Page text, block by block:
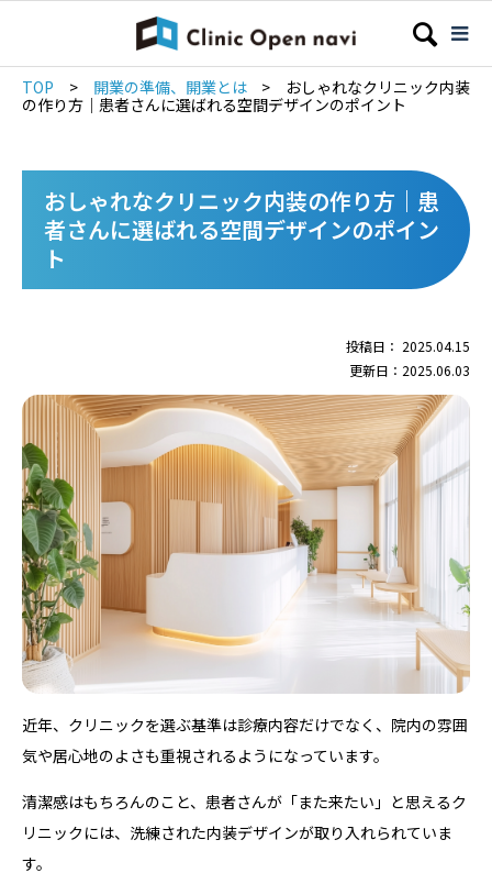
TOP > 開業の準備、開業とは >
おしゃれなクリニック内装
の作り方｜患者さんに選ばれる空間デザインのポイント
おしゃれなクリニック内装の作り方｜患
者さんに選ばれる空間デザインのポイン
ト
投稿日： 2025.04.15
更新日：2025.06.03
近年、クリニックを選ぶ基準は診療内容だけでなく、院内の雰囲
気や居心地のよさも重視されるようになっています。
清潔感はもちろんのこと、患者さんが「また来たい」と思えるク
リニックには、洗練された内装デザインが取り入れられていま
す。